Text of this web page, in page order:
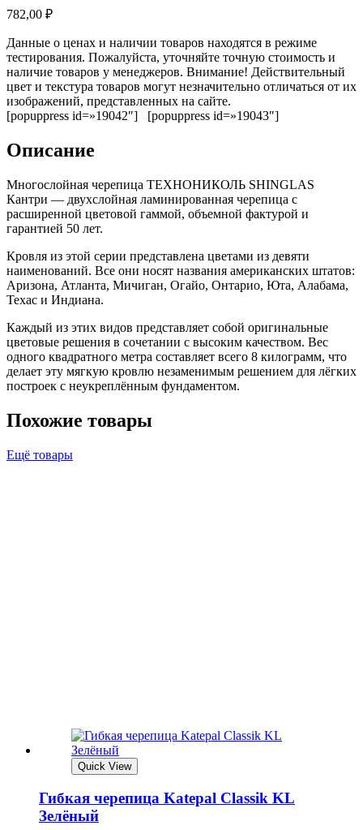
782,00 ₽
Данные о ценах и наличии товаров находятся в режиме
тестирования. Пожалуйста, уточняйте точную стоимость и
наличие товаров у менеджеров. Внимание! Действительный
цвет и текстура товаров могут незначительно отличаться от их
изображений, представленных на сайте.
[popuppress id=»19042″] [popuppress id=»19043″]
Описание
Многослойная черепица ТЕХНОНИКОЛЬ SHINGLAS
Кантри — двухслойная ламинированная черепица с
расширенной цветовой гаммой, объемной фактурой и
гарантией 50 лет.
Кровля из этой серии представлена цветами из девяти
наименований. Все они носят названия американских штатов:
Аризона, Атланта, Мичиган, Огайо, Онтарио, Юта, Алабама,
Техас и Индиана.
Каждый из этих видов представляет собой оригинальные
цветовые решения в сочетании с высоким качеством. Вес
одного квадратного метра составляет всего 8 килограмм, что
делает эту мягкую кровлю незаменимым решением для лёгких
построек с неукреплённым фундаментом.
Похожие товары
Ещё товары
Quick View
Гибкая черепица Katepal Classik KL
Зелёный